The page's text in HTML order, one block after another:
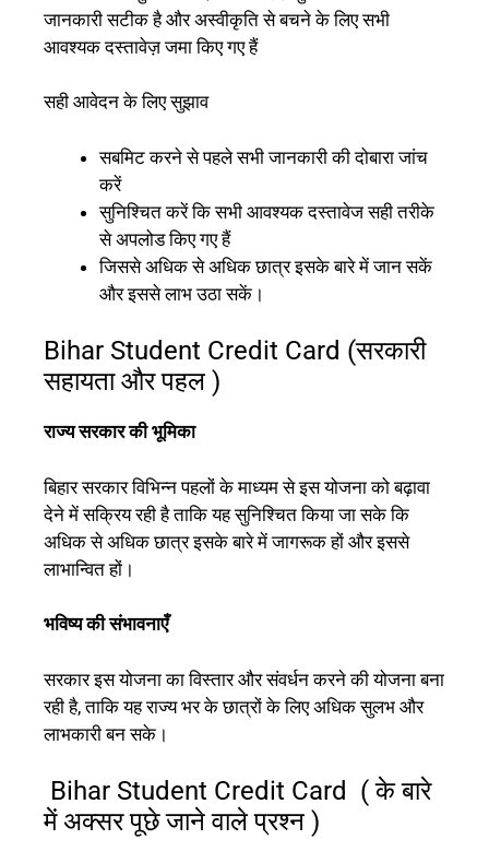
जानकारी सटीक है और अस्वीकृति से बचने के लिए सभी
आवश्यक दस्तावेज़ जमा किए गए हैं
सही आवेदन के लिए सुझाव
सबमिट करने से पहले सभी जानकारी की दोबारा जांच
करें
सुनिश्चित करें कि सभी आवश्यक दस्तावेज सही तरीके
से अपलोड किए गए हैं
जिससे अधिक से अधिक छात्र इसके बारे में जान सकें
और इससे लाभ उठा सकें।
Bihar Student Credit Card (सरकारी
सहायता और पहल )
राज्य सरकार की भूमिका
बिहार सरकार विभिन्न पहलों के माध्यम से इस योजना को बढ़ावा
देने में सक्रिय रही है ताकि यह सुनिश्चित किया जा सके कि
अधिक से अधिक छात्र इसके बारे में जागरूक हों और इससे
लाभान्वित हों।
भविष्य की संभावनाएँ
सरकार इस योजना का विस्तार और संवर्धन करने की योजना बना
रही है, ताकि यह राज्य भर के छात्रों के लिए अधिक सुलभ और
लाभकारी बन सके।
Bihar Student Credit Card ( के बारे
में अक्सर पूछे जाने वाले प्रश्न )